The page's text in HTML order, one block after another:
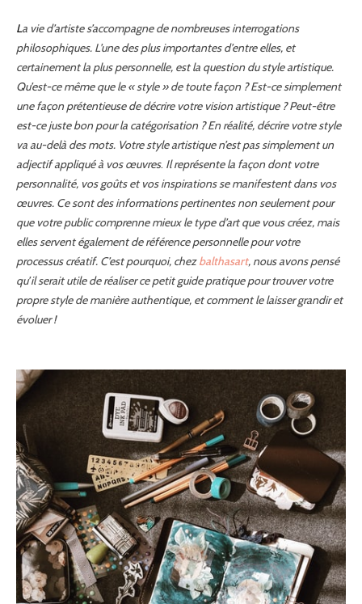
La vie d’artiste s’accompagne de nombreuses interrogations
philosophiques. L’une des plus importantes d’entre elles, et
certainement la plus personnelle, est la question du style artistique.
Qu’est-ce même que le « style » de toute façon ? Est-ce simplement
une façon prétentieuse de décrire votre vision artistique ? Peut-être
est-ce juste bon pour la catégorisation ? En réalité, décrire votre style
va au-delà des mots. Votre style artistique n’est pas simplement un
adjectif appliqué à vos œuvres. Il représente la façon dont votre
personnalité, vos goûts et vos inspirations se manifestent dans vos
œuvres. Ce sont des informations pertinentes non seulement pour
que votre public comprenne mieux le type d’art que vous créez, mais
elles servent également de référence personnelle pour votre
processus créatif. C’est pourquoi, chezbalthasart, nous avons pensé
qu’il serait utile de réaliser ce petit guide pratique pour trouver votre
propre style de manière authentique, et comment le laisser grandir et
évoluer !